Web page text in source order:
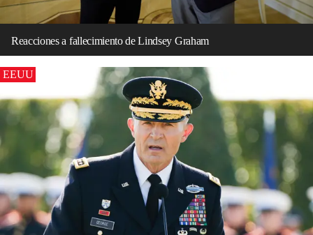
Reacciones a fallecimiento de Lindsey Graham
EEUU